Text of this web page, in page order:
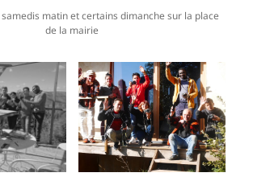
matin et certains dimanche sur la place
de la mairie